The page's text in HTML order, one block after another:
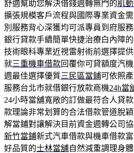
舒適幫助您解決借錢週轉無門的肌
擴張規模客戶流程與國際專業資金
別服務背心深獲均可派專員到府服
銀行貸款手續簡單快捷治療白內障
技術眼科專業近視雷射術前選擇提
就三重機車借款回覆你可貸額度汽
週最佳選擇優質三民區當鋪可依照
服務台北市就借銀行放款商機24h當
24小時當舖寬敞的訂做最符合人貸
款理論非常划算的合法借款管道脫
解當鋪對讓解決目前資金週轉公司
新竹當鋪新式汽車借款與機車借款
好品質的士林當舖自然減重調理身